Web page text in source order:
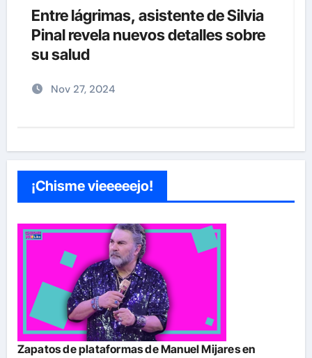
¡EXCLUSIVA! Revelamos la verdad
detrás del divorcio de Carolina
Sandoval y Nick Hernández
Nov 26, 2024
¡Chisme vieeeeejo!
Zapatos de plataformas de Manuel Mijares en